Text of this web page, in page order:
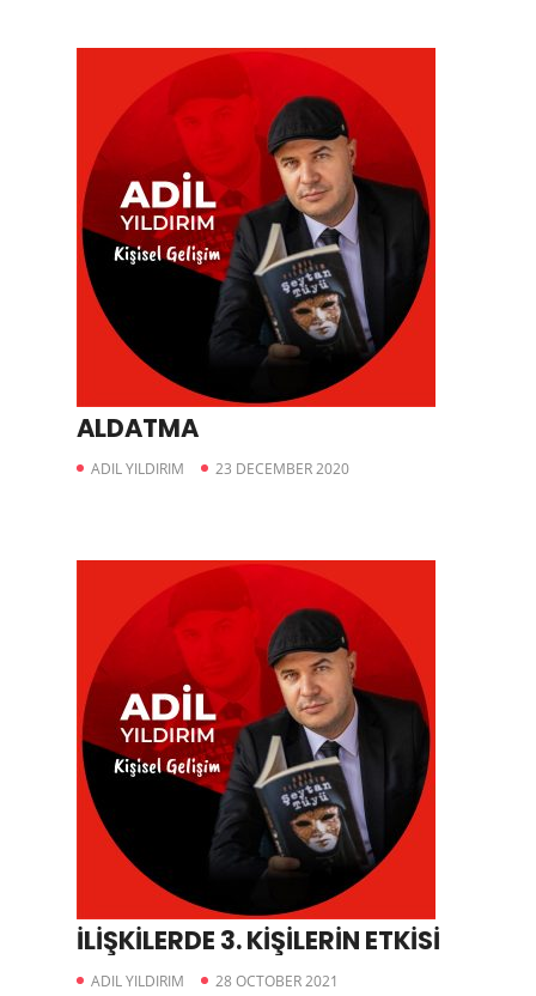
ALDATMA
ADIL YILDIRIM 23 DECEMBER 2020
İLİŞKİLERDE 3. KİŞİLERİN ETKİSİ
ADIL YILDIRIM 28 OCTOBER 2021